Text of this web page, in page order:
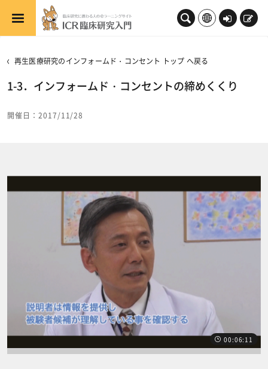
メインコンテンツへスキップする
ロ
新
再生医療研究のインフォームド・コンセント トップ へ戻る
1-3．インフォームド・コンセントの締めくくり
開催日：2017/11/28
00:06:11